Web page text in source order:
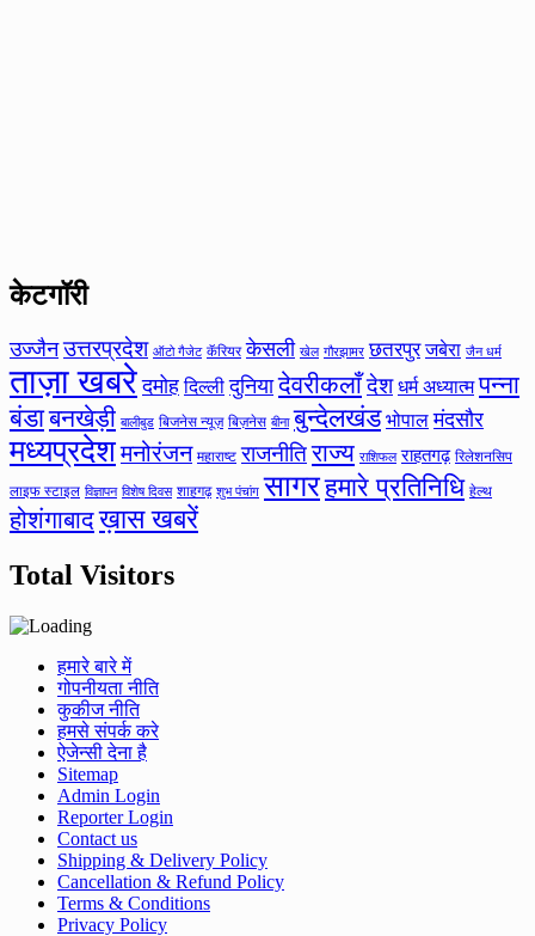
केटगॉरी
उज्जैन उत्तरप्रदेश ऑटो गैजेट कॅरियर केसली खेल गौरझामर छतरपुर जबेरा जैन धर्म
ताज़ा खबरे दमोह दिल्ली दुनिया देवरीकलाँदेश धर्म अध्यात्म पन्ना
बंडाबनखेड़ी बालीबुड बिजनेस न्यूज़ बिज़नेस बीना बुन्देलखंड भोपाल मंदसौर
मध्यप्रदेशमनोरंजन महाराष्ट राजनीतिराज्य राशिफल राहतगढ़ रिलेशनसिप
लाइफ स्टाइल विज्ञापन विशेष दिवस शाहगढ़ शुभ पंचांग सागरहमारे प्रतिनिधि हेल्थ
होशंगाबादख़ास खबरें
Total Visitors
हमारे बारे में
गोपनीयता नीति
कुकीज नीति
हमसे संपर्क करे
ऐजेन्सी देना है
Sitemap
Admin Login
Reporter Login
Contact us
Shipping & Delivery Policy
Cancellation & Refund Policy
Terms & Conditions
Privacy Policy